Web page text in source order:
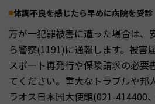
体調不良を感じたら早めに病院を受診
万が一犯罪被害に遭った場合は、
ら警察(1191)に通報します。被害
スポート再発行や保険請求の必要
てください。重大なトラブルや邦
ラオス日本国大使館(021-414400